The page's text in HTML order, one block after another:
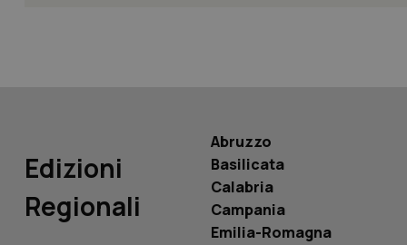
Edizioni
Regionali
Abruzzo
Basilicata
Calabria
Campania
Emilia-Romagna_ga_KM60CM4NPH